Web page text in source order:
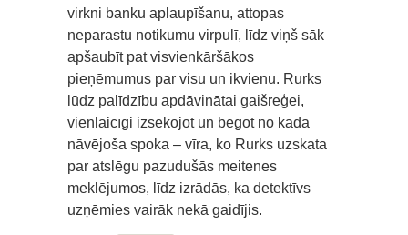
virkni banku aplaupīšanu, attopas
neparastu notikumu virpulī, līdz viņš sāk
apšaubīt pat visvienkāršākos
pieņēmumus par visu un ikvienu. Rurks
lūdz palīdzību apdāvinātai gaišreģei,
vienlaicīgi izsekojot un bēgot no kāda
nāvējoša spoka – vīra, ko Rurks uzskata
par atslēgu pazudušās meitenes
meklējumos, līdz izrādās, ka detektīvs
uzņēmies vairāk nekā gaidījis.